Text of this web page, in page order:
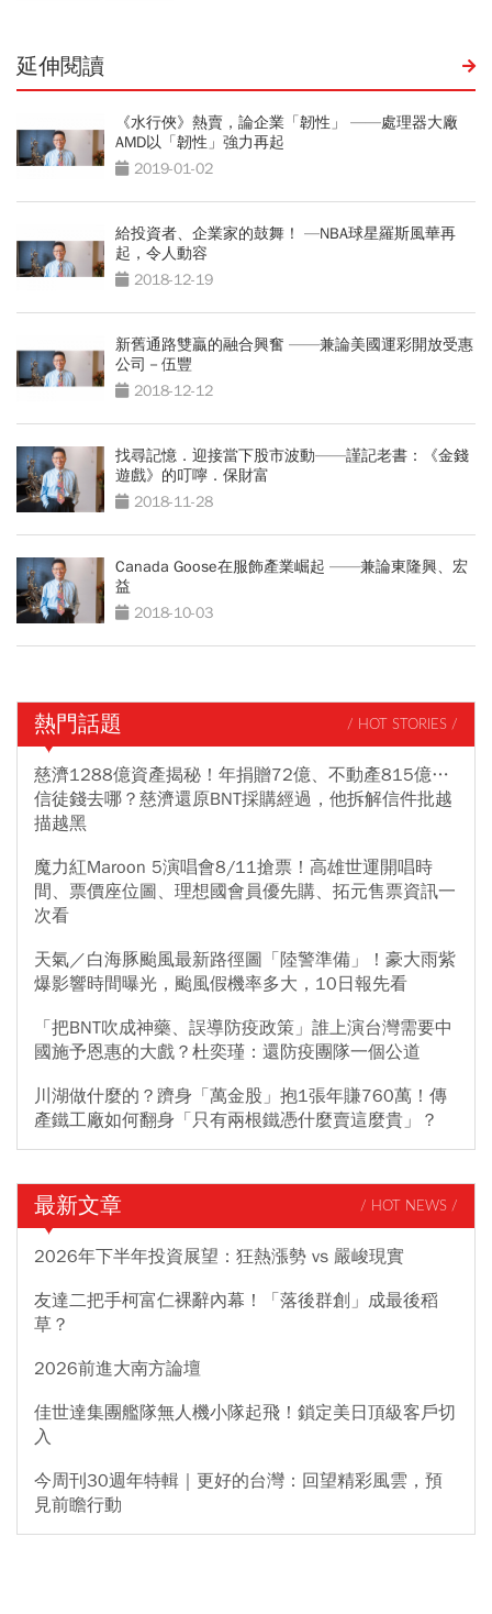
延伸閱讀
《水行俠》熱賣，論企業「韌性」 ——處理器大廠
AMD以「韌性」強力再起
2019-01-02
給投資者、企業家的鼓舞！ —NBA球星羅斯風華再
起，令人動容
2018-12-19
新舊通路雙贏的融合興奮 ——兼論美國運彩開放受惠
公司－伍豐
2018-12-12
找尋記憶．迎接當下股市波動——謹記老書：《金錢
遊戲》的叮嚀．保財富
2018-11-28
Canada Goose在服飾產業崛起 ——兼論東隆興、宏
益
2018-10-03
熱門話題 / HOT STORIES /
慈濟1288億資產揭秘！年捐贈72億、不動產815億…
信徒錢去哪？慈濟還原BNT採購經過，他拆解信件批越
描越黑
魔力紅Maroon 5演唱會8/11搶票！高雄世運開唱時
間、票價座位圖、理想國會員優先購、拓元售票資訊一
次看
天氣／白海豚颱風最新路徑圖「陸警準備」！豪大雨紫
爆影響時間曝光，颱風假機率多大，10日報先看
「把BNT吹成神藥、誤導防疫政策」誰上演台灣需要中
國施予恩惠的大戲？杜奕瑾：還防疫團隊一個公道
川湖做什麼的？躋身「萬金股」抱1張年賺760萬！傳
產鐵工廠如何翻身「只有兩根鐵憑什麼賣這麼貴」？
最新文章 / HOT NEWS /
2026年下半年投資展望：狂熱漲勢 vs 嚴峻現實
友達二把手柯富仁裸辭內幕！「落後群創」成最後稻
草？
2026前進大南方論壇
佳世達集團艦隊無人機小隊起飛！鎖定美日頂級客戶切
入
今周刊30週年特輯｜更好的台灣：回望精彩風雲，預
見前瞻行動